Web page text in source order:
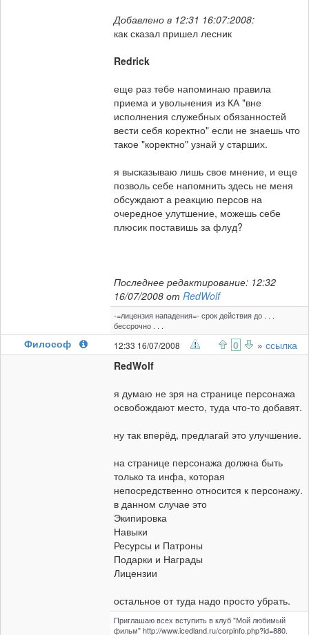
Добавлено в 12:31 16:07:2008:
как сказал пришел лесник
Redrick
еще раз тебе напоминаю правила
приема и увольнения из КА "вне
исполнения служебных обязанностей
вести себя коректно" если не знаешь что
такое "коректно" узнай у старших.
я высказываю лишь свое мнение, и еще
позволь себе напомнить здесь не меня
обсуждают а реакцию персов на
очередное улутшение, можешь себе
плюсик поставишь за флуд?
Последнее редактирование: 12:32
16/07/2008 от RedWolf
-=лицензия нападения=- срок действия до . . .
бессрочно . . .
Философ 12:33 16/07/2008 0 » ссылка
RedWolf
я думаю не зря на странице персонажа
освобождают место, туда что-то добавят.
ну так вперёд, предлагай это улучшение.
на странице персонажа должна быть
только та инфа, которая
непосредственно относится к персонажу.
в данном случае это
Экипировка
Навыки
Ресурсы и Патроны
Подарки и Награды
Лицензии
остальное от туда надо просто убрать.
Приглашаю всех вступить в клуб "Мой любимый
фильм" http://www.icedland.ru/corpinfo.php?id=880.